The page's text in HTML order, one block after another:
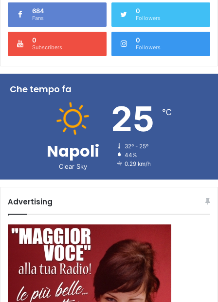
684
Fans
0
Followers
0
Subscribers
0
Followers
Che tempo fa
Napoli
Clear Sky
25 ℃
32º - 25º
44%
0.29 km/h
Advertising